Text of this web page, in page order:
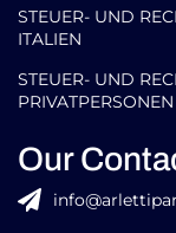
STEUER- UND
ITALIEN
STEUER- UND
PRIVATPERSONEN
Our